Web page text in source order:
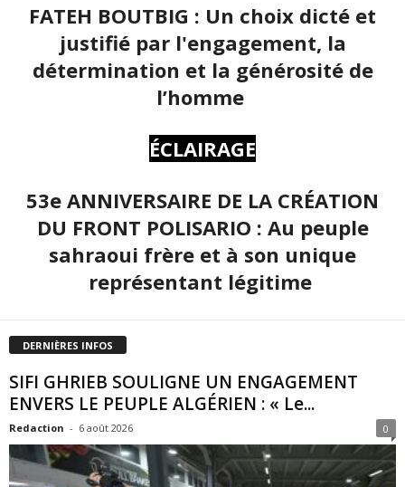
FATEH BOUTBIG : Un choix dicté et
justifié par l'engagement, la
détermination et la générosité de
l’homme
ÉCLAIRAGE
53e ANNIVERSAIRE DE LA CRÉATION
DU FRONT POLISARIO : Au peuple
sahraoui frère et à son unique
représentant légitime
DERNIÈRES INFOS
SIFI GHRIEB SOULIGNE UN ENGAGEMENT
ENVERS LE PEUPLE ALGÉRIEN : « Le...
Redaction - 6 août 2026 0